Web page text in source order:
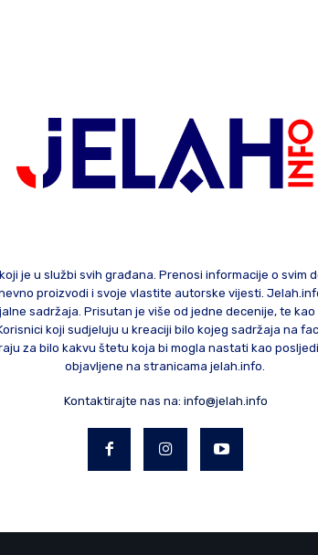
je u službi svih građana. Prenosi informacije o svim
proizvodi i svoje vlastite autorske vijesti.
sadržaja. Prisutan je više od jedne decenije, te
koji sudjeluju u kreaciji bilo kojeg sadržaja na
za bilo kakvu štetu koja bi mogla nastati kao
objavljene na stranicama jelah.info.
Kontaktirajte nas na: info@jelah.info